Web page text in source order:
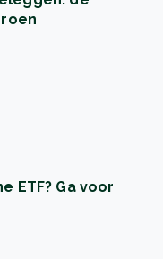
ETF? Ga voor